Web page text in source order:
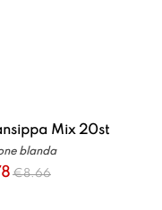
Mix 20st
blanda
€8.66